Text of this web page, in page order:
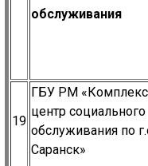
обслуживания
19
ГБУ РМ
центр социального
обслуживания по
Саранск»